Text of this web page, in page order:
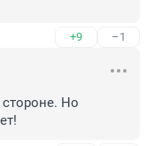
+9 –1
Но